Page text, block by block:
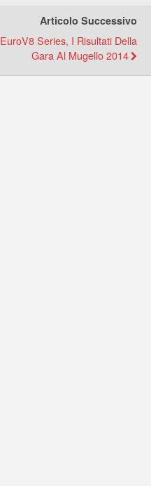
Articolo Successivo
EuroV8 Series, I Risultati Della
Gara Al Mugello 2014